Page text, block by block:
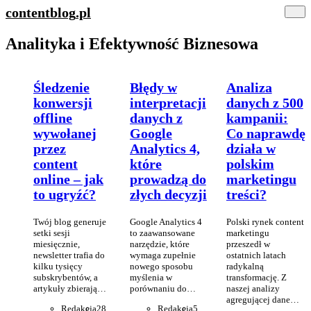
contentblog.pl
Analityka i Efektywność Biznesowa
Śledzenie
konwersji
offline
wywołanej
przez
content
online – jak
to ugryźć?
Twój blog generuje
setki sesji
miesięcznie,
newsletter trafia do
kilku tysięcy
subskrybentów, a
artykuły zbierają…
Redakcja28
Błędy w
interpretacji
danych z
Google
Analytics 4,
które
prowadzą do
złych decyzji
Google Analytics 4
to zaawansowane
narzędzie, które
wymaga zupełnie
nowego sposobu
myślenia w
porównaniu do…
Redakcja5
Analiza
danych z 500
kampanii:
Co naprawdę
działa w
polskim
marketingu
treści?
Polski rynek content
marketingu
przeszedł w
ostatnich latach
radykalną
transformację. Z
naszej analizy
agregującej dane…